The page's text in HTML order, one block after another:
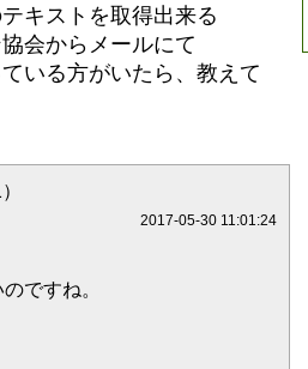
キストを取得出来る
会からメールにて
いる方がいたら、教えて
2017-05-30 11:01:24
ですね。